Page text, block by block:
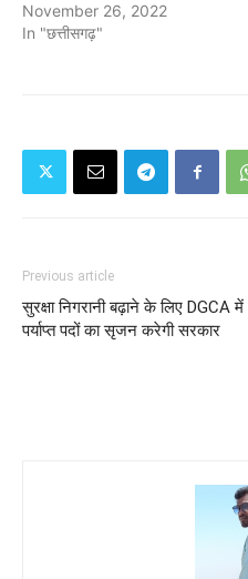
November 26, 2022
In "छत्तीसगढ़"
Previous article
सुरक्षा निगरानी बढ़ाने के लिए DGCA में
पर्याप्त पदों का सृजन करेगी सरकार